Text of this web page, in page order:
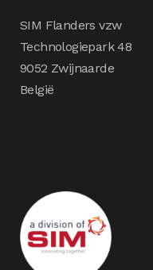
SIM Flanders vzw
Technologiepark 48
9052 Zwijnaarde
België